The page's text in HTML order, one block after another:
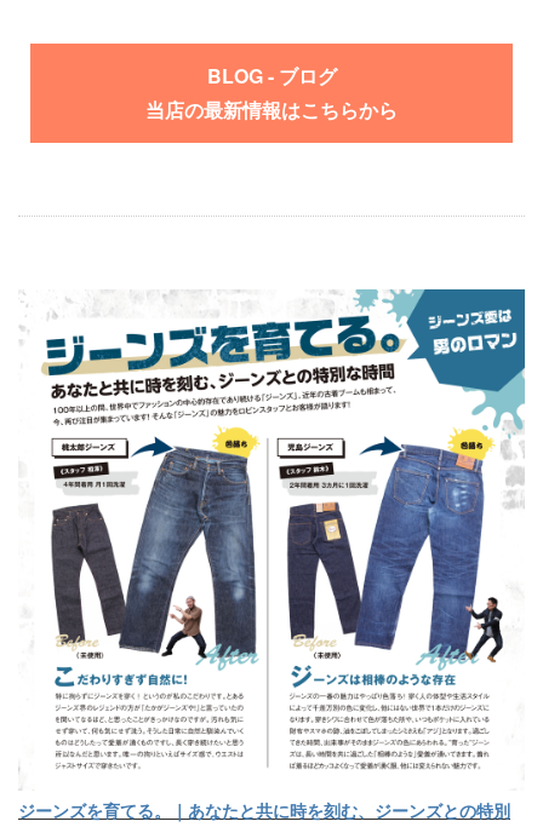
BLOG - ブログ
当店の最新情報はこちらから
ジーンズを育てる。｜あなたと共に時を刻む、ジーンズとの特別